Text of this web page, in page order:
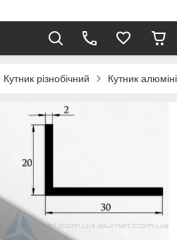
Кутник різнобічний Кутник